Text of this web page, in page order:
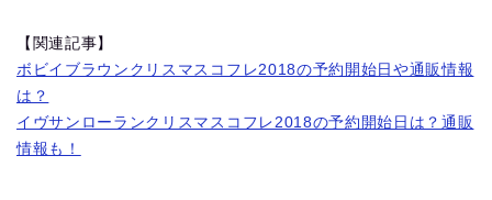
【関連記事】
ボビイブラウンクリスマスコフレ2018の予約開始日や通販情報
は？
イヴサンローランクリスマスコフレ2018の予約開始日は？通販
情報も！